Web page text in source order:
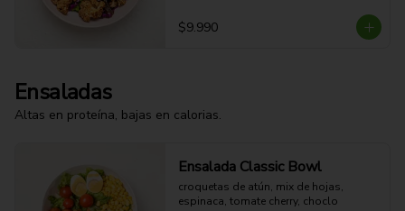
10g grasa - 5g Fibra - 329 Kcal
$9.990
Ensaladas
Altas en proteína, bajas en calorias.
Ensalada Classic Bowl
croquetas de atún, mix de hojas,
espinaca, tomate cherry, choclo